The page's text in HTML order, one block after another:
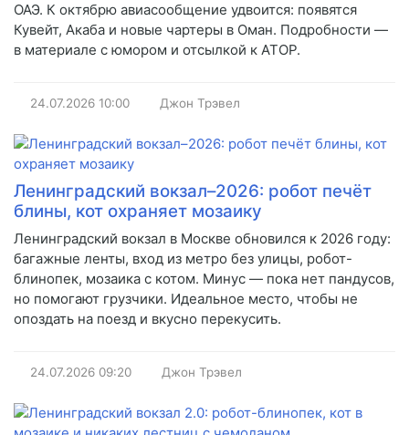
ОАЭ. К октябрю авиасообщение удвоится: появятся
Кувейт, Акаба и новые чартеры в Оман. Подробности —
в материале с юмором и отсылкой к АТОР.
24.07.2026 10:00 Джон Трэвел
Ленинградский вокзал–2026: робот печёт
блины, кот охраняет мозаику
Ленинградский вокзал в Москве обновился к 2026 году:
багажные ленты, вход из метро без улицы, робот-
блинопек, мозаика с котом. Минус — пока нет пандусов,
но помогают грузчики. Идеальное место, чтобы не
опоздать на поезд и вкусно перекусить.
24.07.2026 09:20 Джон Трэвел